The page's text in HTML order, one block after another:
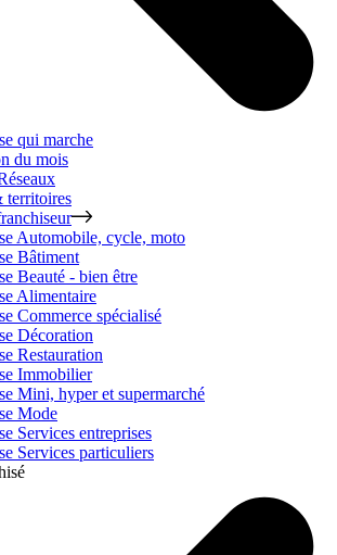
qui marche
du mois
territoires
Automobile, cycle, moto
Bâtiment
Beauté - bien être
Alimentaire
Commerce spécialisé
Décoration
Restauration
Immobilier
Mini, hyper et supermarché
Mode
Services entreprises
Services particuliers